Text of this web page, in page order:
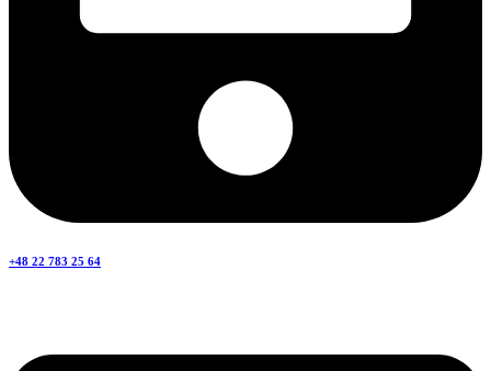
+48 22 783 25 64